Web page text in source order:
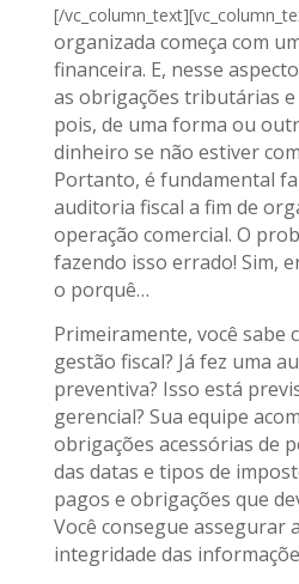
[/
organizada começa com
financeira. E, nesse
as obrigações tributárias
pois, de uma forma ou
dinheiro se não estiver
Portanto, é fundamental
auditoria fiscal a fim de
operação comercial. O
fazendo isso errado! Sim,
o porquê…
Primeiramente, você sabe
gestão fiscal? Já fez uma
preventiva? Isso está
gerencial? Sua equipe
obrigações acessórias de
das datas e tipos de
pagos e obrigações que
Você consegue assegurar
integridade das